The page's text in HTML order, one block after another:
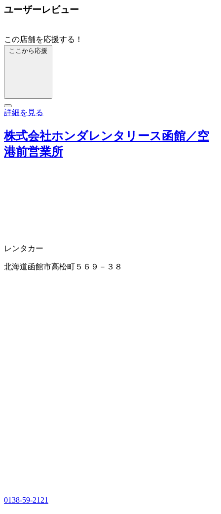
ユーザーレビュー
この店舗を応援する！
ここから応援
詳細を見る
株式会社ホンダレンタリース函館／空
港前営業所
レンタカー
北海道函館市高松町５６９－３８
0138-59-2121